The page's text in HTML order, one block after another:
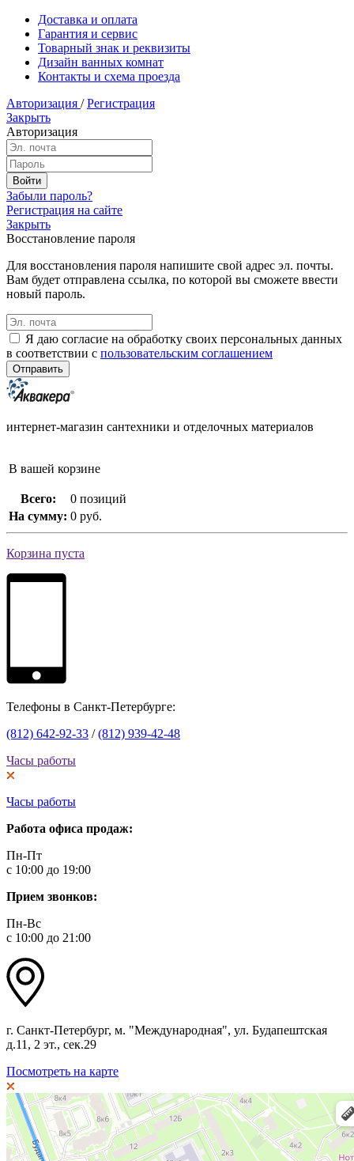
Доставка и оплата
Гарантия и сервис
Товарный знак и реквизиты
Дизайн ванных комнат
Контакты и схема проезда
Авторизация / Регистрация
Закрыть
Авторизация
Забыли пароль?
Регистрация на сайте
Закрыть
Восстановление пароля
Для восстановления пароля напишите свой адрес эл. почты.
Вам будет отправлена ссылка, по которой вы сможете ввести
новый пароль.
Я даю согласие на обработку своих персональных данных
в соответствии с пользовательским соглашением
интернет-магазин сантехники и отделочных материалов
В вашей корзине
Всего:
0 позиций
На сумму: 0 руб.
Корзина пуста
Телефоны в Санкт-Петербурге:
(812) 642-92-33 /(812) 939-42-48
Часы работы
Часы работы
Работа офиса продаж:
Пн-Пт
с 10:00 до 19:00
Прием звонков:
Пн-Вс
с 10:00 до 21:00
г. Санкт-Петербург, м. "Международная", ул. Будапештская
д.11, 2 эт., сек.29
Посмотреть на карте